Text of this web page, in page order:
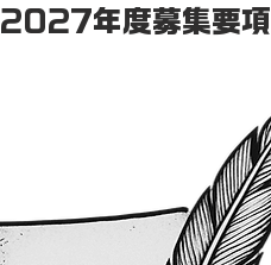
2027年度募集要項